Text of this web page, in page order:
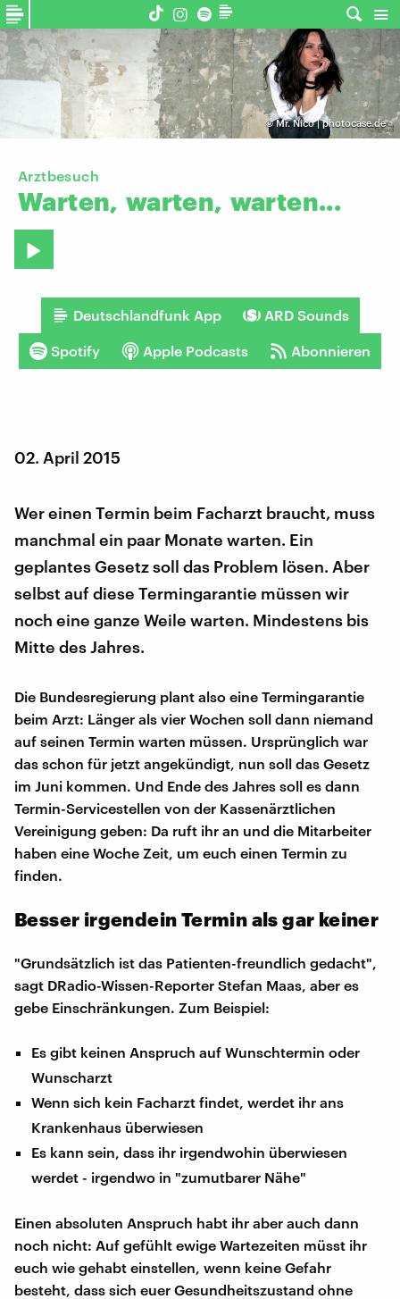
©Mr. Nico | photocase.de
Arztbesuch
Warten, warten, warten...
Deutschlandfunk App ARD Sounds
Spotify Apple Podcasts Abonnieren
02. April 2015
Wer einen Termin beim Facharzt braucht, muss
manchmal ein paar Monate warten. Ein
geplantes Gesetz soll das Problem lösen. Aber
selbst auf diese Termingarantie müssen wir
noch eine ganze Weile warten. Mindestens bis
Mitte des Jahres.
Die Bundesregierung plant also eine Termingarantie
beim Arzt: Länger als vier Wochen soll dann niemand
auf seinen Termin warten müssen. Ursprünglich war
das schon für jetzt angekündigt, nun soll das Gesetz
im Juni kommen. Und Ende des Jahres soll es dann
Termin-Servicestellen von der Kassenärztlichen
Vereinigung geben: Da ruft ihr an und die Mitarbeiter
haben eine Woche Zeit, um euch einen Termin zu
finden.
Besser irgendein Termin als gar keiner
"Grundsätzlich ist das Patienten-freundlich gedacht",
sagt DRadio-Wissen-Reporter Stefan Maas, aber es
gebe Einschränkungen. Zum Beispiel:
Es gibt keinen Anspruch auf Wunschtermin oder
Wunscharzt
Wenn sich kein Facharzt findet, werdet ihr ans
Krankenhaus überwiesen
Es kann sein, dass ihr irgendwohin überwiesen
werdet - irgendwo in "zumutbarer Nähe"
Einen absoluten Anspruch habt ihr aber auch dann
noch nicht: Auf gefühlt ewige Wartezeiten müsst ihr
euch wie gehabt einstellen, wenn keine Gefahr
besteht, dass sich euer Gesundheitszustand ohne